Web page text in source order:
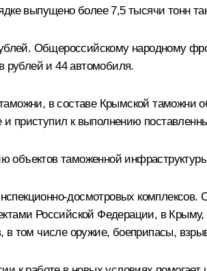
выпущено более 7,5 тысячи тонн
Общероссийскому народному
рублей и 44 автомобиля.
в составе Крымской таможни
приступил к выполнению
таможенной
досмотровых
Российской Федерации, в Крыму,
том числе оружие, боеприпасы,